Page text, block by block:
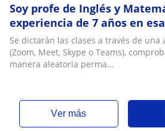
Soy profe de Inglés y
experiencia de 7 años en
clases de Programación en
Geometría Analítica y
entusiasta y creyente de
Se dictarán las clases a través de
(Zoom, Meet, Skype o Teams),
manera aleatoria perma...
ver más